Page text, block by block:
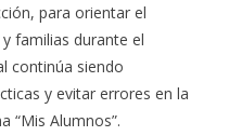
para orientar el
familias durante el
continúa siendo
y evitar errores en la
“Mis Alumnos”.